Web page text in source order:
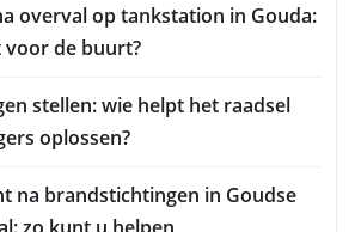
overval op tankstation in Gouda:
de buurt?
stellen: wie helpt het raadsel
oplossen?
na brandstichtingen in Goudse
zo kunt u helpen